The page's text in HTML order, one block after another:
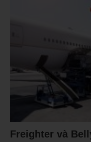
Freighter và